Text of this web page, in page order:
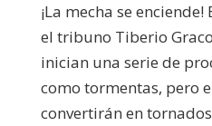
¡La mecha se enciende!
el tribuno Tiberio
inician una serie de
como tormentas, pero
convertirán en